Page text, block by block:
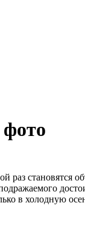
раз становятся
в холодную